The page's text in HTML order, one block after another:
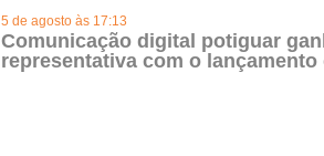
5 de agosto às 17:13
Comunicação digital potiguar
representativa com o lançamento